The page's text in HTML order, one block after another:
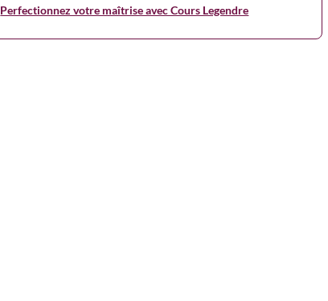
Perfectionnez votre maîtrise avec Cours Legendre